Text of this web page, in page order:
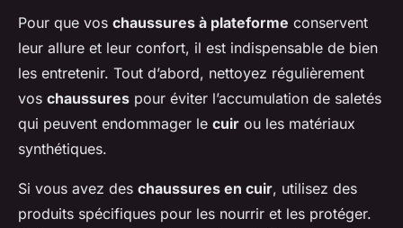
Pour que vos chaussures à plateforme conservent
leur allure et leur confort, il est indispensable de bien
les entretenir. Tout d’abord, nettoyez régulièrement
vos chaussures pour éviter l’accumulation de saletés
qui peuvent endommager le cuir ou les matériaux
synthétiques.
Si vous avez des chaussures en cuir, utilisez des
produits spécifiques pour les nourrir et les protéger.